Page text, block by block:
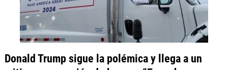
Donald Trump sigue la polémica y llega a un